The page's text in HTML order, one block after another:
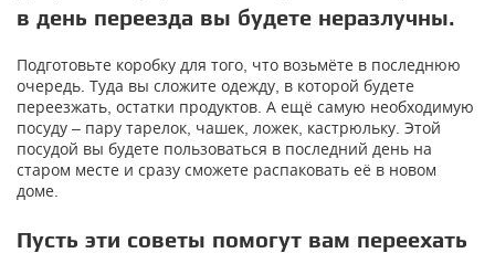
в день переезда вы будете неразлучны.
Подготовьте коробку для того, что возьмёте в последнюю
очередь. Туда вы сложите одежду, в которой будете
переезжать, остатки продуктов. А ещё самую необходимую
посуду – пару тарелок, чашек, ложек, кастрюльку. Этой
посудой вы будете пользоваться в последний день на
старом месте и сразу сможете распаковать её в новом
доме.
Пусть эти советы помогут вам переехать